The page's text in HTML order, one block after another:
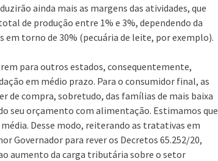
ainda mais as margens das atividades, que
de produção entre 1% e 3%, dependendo da
em torno de 30% (pecuária de leite, por exemplo).
para outros estados, consequentemente,
em médio prazo. Para o consumidor final, as
de compra, sobretudo, das famílias de mais baixa
seu orçamento com alimentação. Estimamos que
Desse modo, reiterando as tratativas em
Governador para rever os Decretos 65.252/20,
aumento da carga tributária sobre o setor